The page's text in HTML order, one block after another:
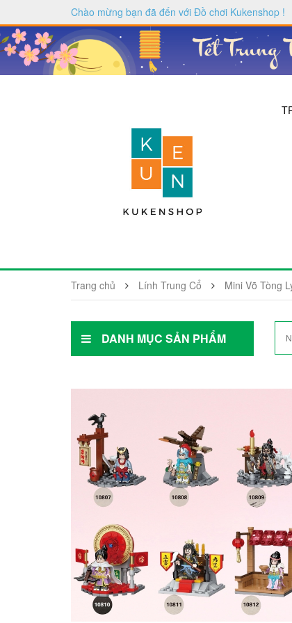
Chào mừng bạn đã đến với Đồ chơi Kukenshop !
Trang chủ Lính Trung Cổ Mini Võ Tòng
DANH MỤC SẢN PHẨM